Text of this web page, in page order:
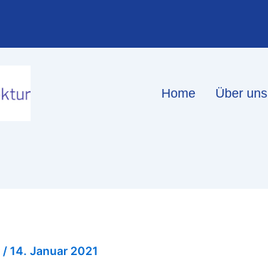
Home Über uns
/ 14. Januar 2021